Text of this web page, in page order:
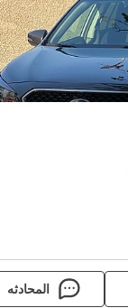
المحادثه